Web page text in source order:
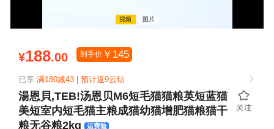
00:00:00 / 00:00:00
视频 图片
¥188.00 到手价￥ 145
已享:满180减43 | 预计返9云钻
湯恩貝,TEB!汤恩贝M6短毛猫猫粮英短蓝猫
美短室内短毛猫主粮成猫幼猫增肥猫粮猫干
粮无谷粮2kg 运费险